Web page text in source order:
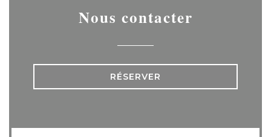
Nous contacter
RÉSERVER